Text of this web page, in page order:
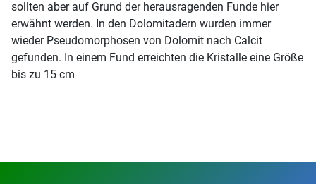
sollten aber auf Grund der herausragenden Funde hier
erwähnt werden. In den Dolomitadern wurden immer
wieder Pseudomorphosen von Dolomit nach Calcit
gefunden. In einem Fund erreichten die Kristalle eine Größe
bis zu 15 cm